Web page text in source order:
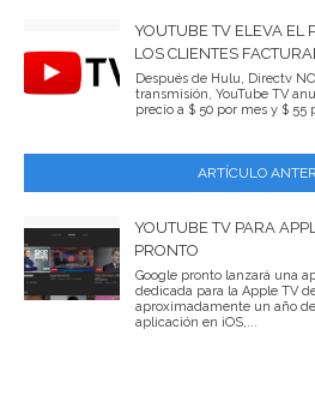
YOUTUBE TV ELEVA EL
LOS CLIENTES
Después de Hulu, Directv
transmisión, YouTube TV
precio a $ 50 por mes y $ 55
ARTÍCULO
YOUTUBE TV PARA
PRONTO
Google pronto lanzará una
dedicada para la Apple TV
aproximadamente un año
aplicación en iOS,...